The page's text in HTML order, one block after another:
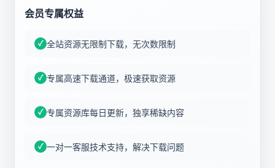
会员专属权益
全站资源无限制下载，无次数限制
专属高速下载通道，极速获取资源
专属资源库每日更新，独享稀缺内容
一对一客服技术支持，解决下载问题